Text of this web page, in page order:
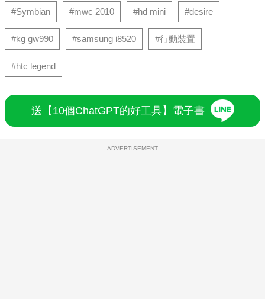
#Symbian #mwc 2010 #hd mini #desire
#kg gw990 #samsung i8520 #行動裝置
#htc legend
送【10個ChatGPT的好工具】電子書
ADVERTISEMENT